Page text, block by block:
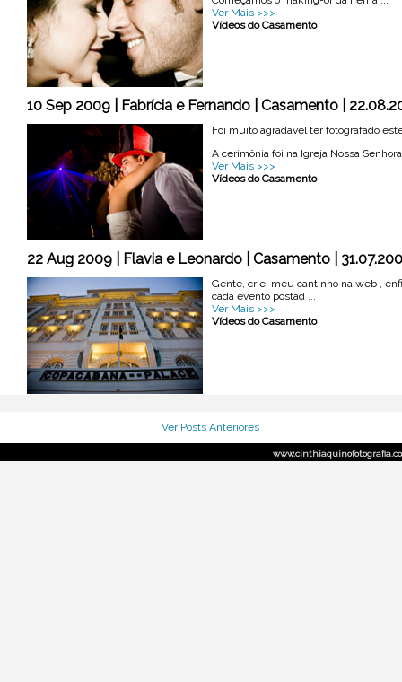
Ver Mais >>>
Vídeos do Casamento
10 Sep 2009 | Fabrícia e Fernando | Casamento |
Foi muito agradável ter fotografado
A cerimônia foi na Igreja Nossa
Ver Mais >>>
Vídeos do Casamento
22 Aug 2009 | Flavia e Leonardo | Casamento |
Gente, criei meu cantinho na web ,
cada evento postad ...
Ver Mais >>>
Vídeos do Casamento
Ver Posts Anteriores